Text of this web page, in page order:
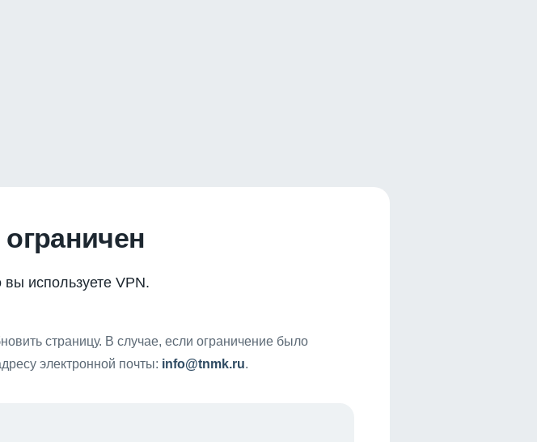
используете VPN.
страницу. В случае, если ограничение было
электронной почты: info@tnmk.ru.